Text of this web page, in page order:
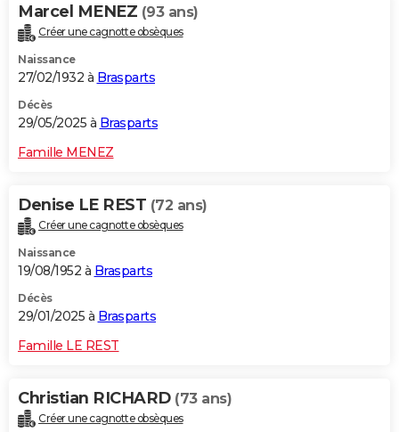
Marcel MENEZ (93 ans)
Créer une cagnotte obsèques
Naissance
27/02/1932 à Brasparts
Décès
29/05/2025 à Brasparts
Famille MENEZ
Denise LE REST (72 ans)
Créer une cagnotte obsèques
Naissance
19/08/1952 à Brasparts
Décès
29/01/2025 à Brasparts
Famille LE REST
Christian RICHARD (73 ans)
Créer une cagnotte obsèques